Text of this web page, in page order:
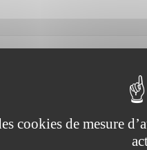
21 novembre
de 19h00 à 22h00
cookies de mesure